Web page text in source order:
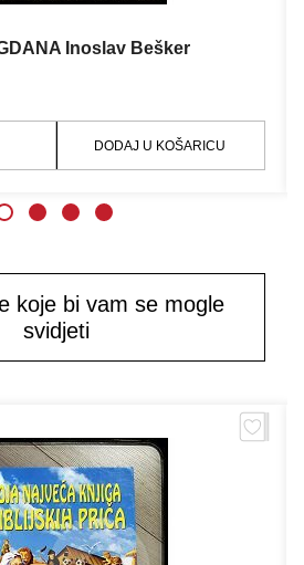
Inoslav Bešker
DODAJ U KOŠARICU
koje bi vam se mogle
svidjeti